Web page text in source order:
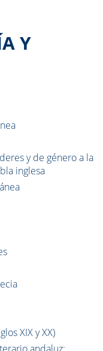
Y
y de género a la
inglesa
XIX y XX)